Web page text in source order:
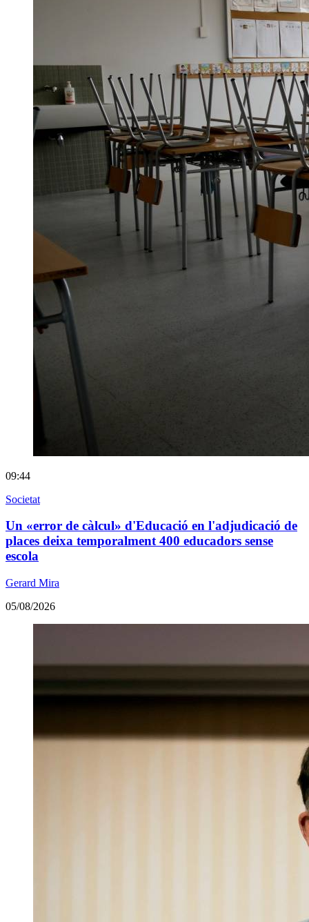
09:44
Societat
Un «error de càlcul» d'Educació en l'adjudicació de
places deixa temporalment 400 educadors sense
escola
Gerard Mira
05/08/2026